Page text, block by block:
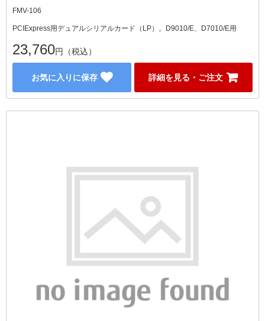
FMV-106
PCIExpress用デュアルシリアルカード（LP）。D9010/E、D7010/E用
23,760円（税込）
お気に入りに保存 詳細を見る・ご注文